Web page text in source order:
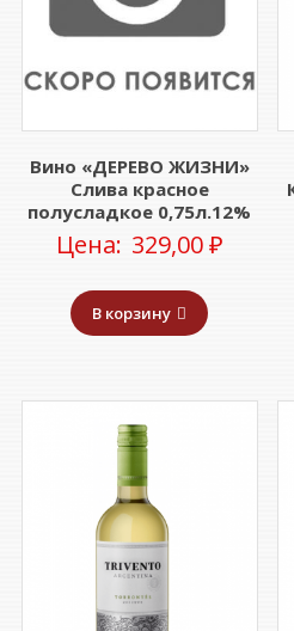
Вино «ДЕРЕВО ЖИЗНИ»
Слива красное
полусладкое 0,75л.12%
Цена: 329,00₽
В корзину